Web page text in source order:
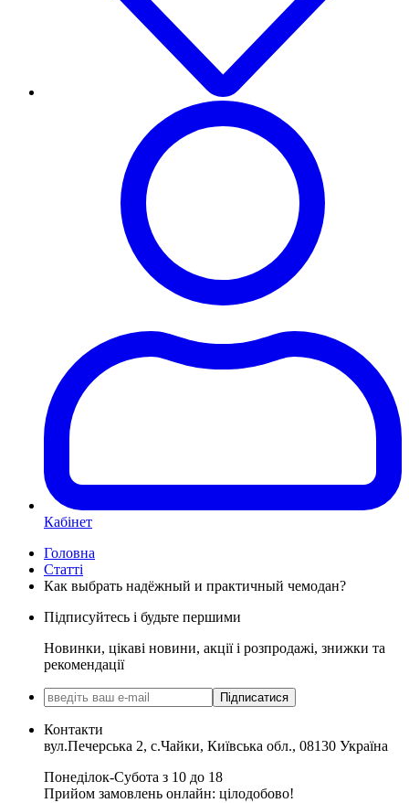
Кабінет
Головна
Статті
Как выбрать надёжный и практичный чемодан?
Підписуйтесь і будьте першими
Новинки, цікаві новини, акції і розпродажі, знижки та
рекомендації
Підписатися
Контакти
вул.Печерська 2, с.Чайки, Київська обл., 08130 Україна
Понеділок-Субота з 10 до 18
Прийом замовлень онлайн: цілодобово!